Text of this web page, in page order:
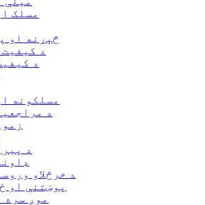
مسلک
څېړنه او
د
د
مسلکونه
د
د
د خرڅلاو
پوښتنې او
موږ سره